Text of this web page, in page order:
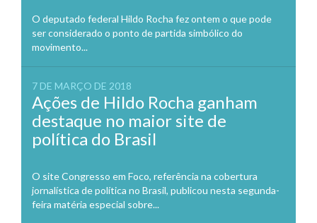
O deputado federal Hildo Rocha fez ontem o que pode
ser considerado o ponto de partida simbólico do
movimento...
7 DE MARÇO DE 2018
Ações de Hildo Rocha ganham
destaque no maior site de
política do Brasil
O site Congresso em Foco, referência na cobertura
jornalística de política no Brasil, publicou nesta segunda-
feira matéria especial sobre...